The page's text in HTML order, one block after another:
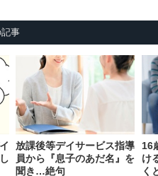
事
放課後等デイサービス指導
員から『息子のあだ名』を
聞き…絶句
16
け
く